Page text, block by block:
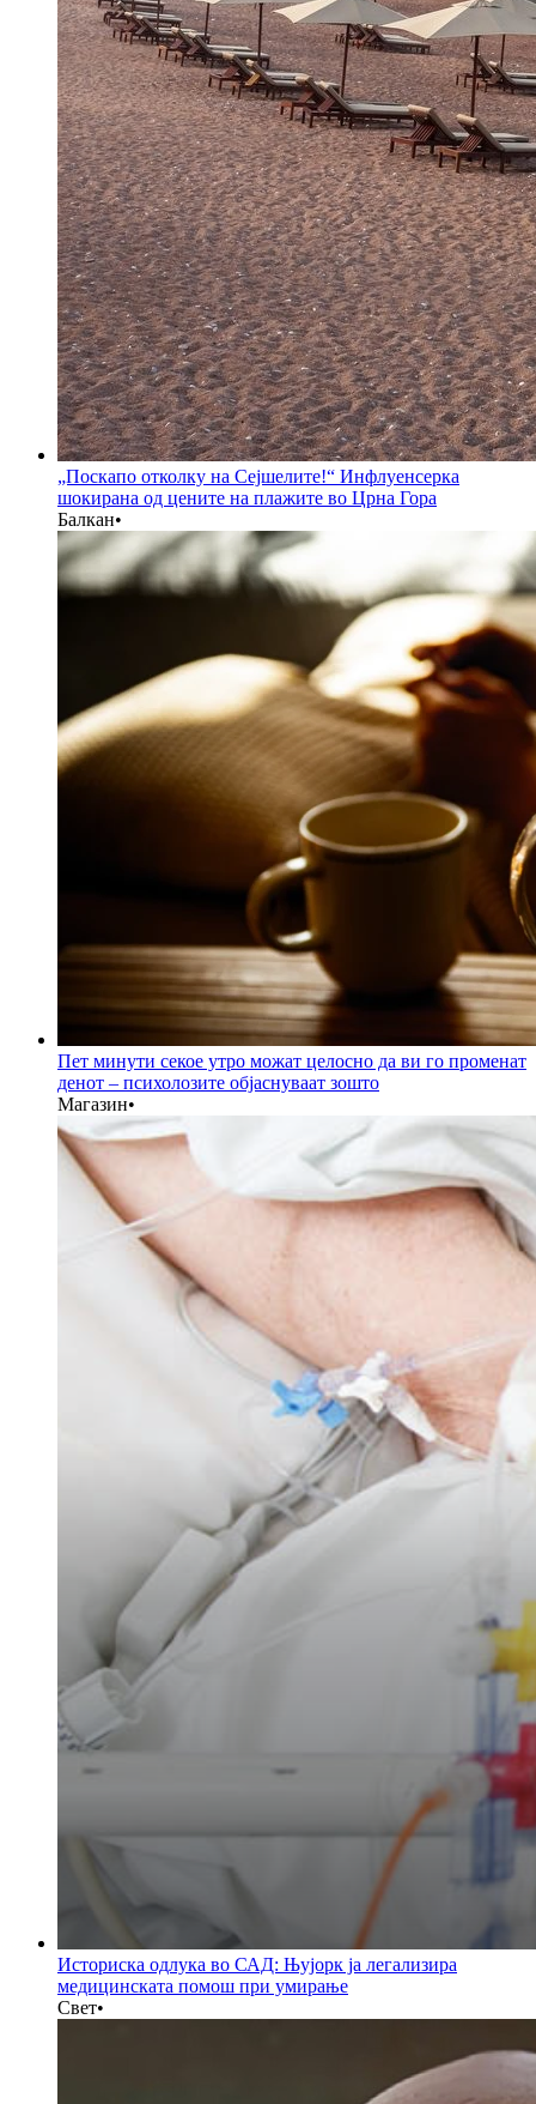
„Поскапо отколку на Сејшелите!“ Инфлуенсерка
шокирана од цените на плажите во Црна Гора
Балкан•
Пет минути секое утро можат целосно да ви го променат
денот – психолозите објаснуваат зошто
Магазин•
Историска одлука во САД: Њујорк ја легализира
медицинската помош при умирање
Свет•